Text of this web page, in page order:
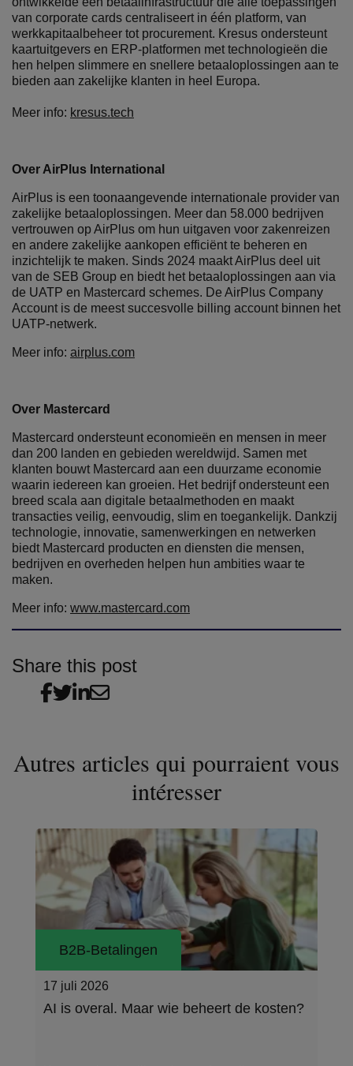
van corporate cards centraliseert in één platform, van
werkkapitaalbeheer tot procurement. Kresus ondersteunt
kaartuitgevers en ERP-platformen met technologieën die
hen helpen slimmere en snellere betaaloplossingen aan te
bieden aan zakelijke klanten in heel Europa.
Meer info: kresus.tech
Over AirPlus International
AirPlus is een toonaangevende internationale provider van
zakelijke betaaloplossingen. Meer dan 58.000 bedrijven
vertrouwen op AirPlus om hun uitgaven voor zakenreizen
en andere zakelijke aankopen efficiënt te beheren en
inzichtelijk te maken. Sinds 2024 maakt AirPlus deel uit
van de SEB Group en biedt het betaaloplossingen aan via
de UATP en Mastercard schemes. De AirPlus Company
Account is de meest succesvolle billing account binnen het
UATP-netwerk.
Meer info: airplus.com
Over Mastercard
Mastercard ondersteunt economieën en mensen in meer
dan 200 landen en gebieden wereldwijd. Samen met
klanten bouwt Mastercard aan een duurzame economie
waarin iedereen kan groeien. Het bedrijf ondersteunt een
breed scala aan digitale betaalmethoden en maakt
transacties veilig, eenvoudig, slim en toegankelijk. Dankzij
technologie, innovatie, samenwerkingen en netwerken
biedt Mastercard producten en diensten die mensen,
bedrijven en overheden helpen hun ambities waar te
maken.
Meer info: www.mastercard.com
Share this post
Autres articles qui pourraient vous
intéresser
B2B-Betalingen
26 mei 2026
De kloof in data-standaardisatie binnen